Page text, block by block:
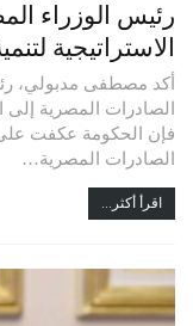
رئيس الوزراء
الاستراتيجية
أكد مصطفى مدبولي،
الصادرات المصرية إلى
فإن الحكومة عكفت على
الصادرات المصرية…
اقرأ أكثر...